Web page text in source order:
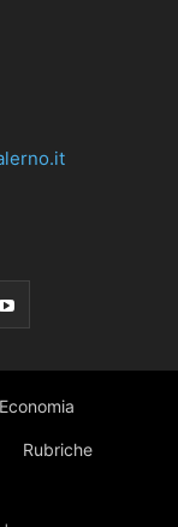
Economia
Rubriche